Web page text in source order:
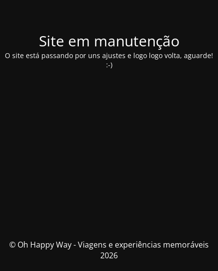
Site em manutenção
O site está passando por uns ajustes e logo logo volta, aguarde!
:-)
© Oh Happy Way - Viagens e experiências memoráveis
2026